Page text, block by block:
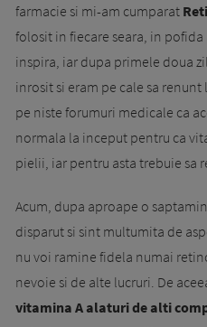
farmacie si mi-am cumparat
folosit in fiecare seara, in
inspira, iar dupa primele doua
inrosit si eram pe cale sa
pe niste forumuri medicale ca
normala la inceput pentru ca
pielii, iar pentru asta trebuie sa
Acum, dupa aproape o
disparut si sint multumita de
nu voi ramine fidela numai
nevoie si de alte lucruri. De
vitamina A alaturi de alti